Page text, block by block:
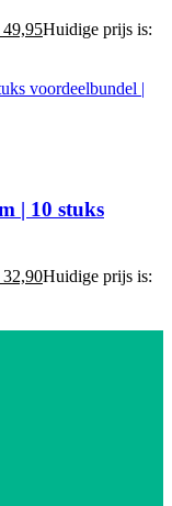
49,95Huidige prijs is:
| 10 stuks
32,90Huidige prijs is: